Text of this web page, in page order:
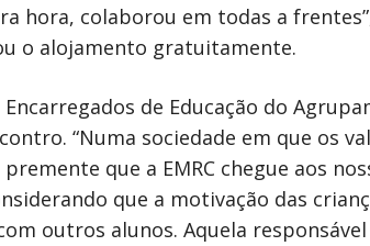
hora, colaborou em todas a
o alojamento gratuitamente.
Encarregados de Educação do
“Numa sociedade em que os
que a EMRC chegue aos
que a motivação das
outros alunos. Aquela